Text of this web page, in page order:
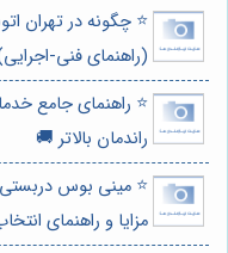
(راهنمای فنی-
⭐️ راهنمای جامع
راندمان بالاتر 🚚
⭐️ مینی بوس
مزایا و راهنمای